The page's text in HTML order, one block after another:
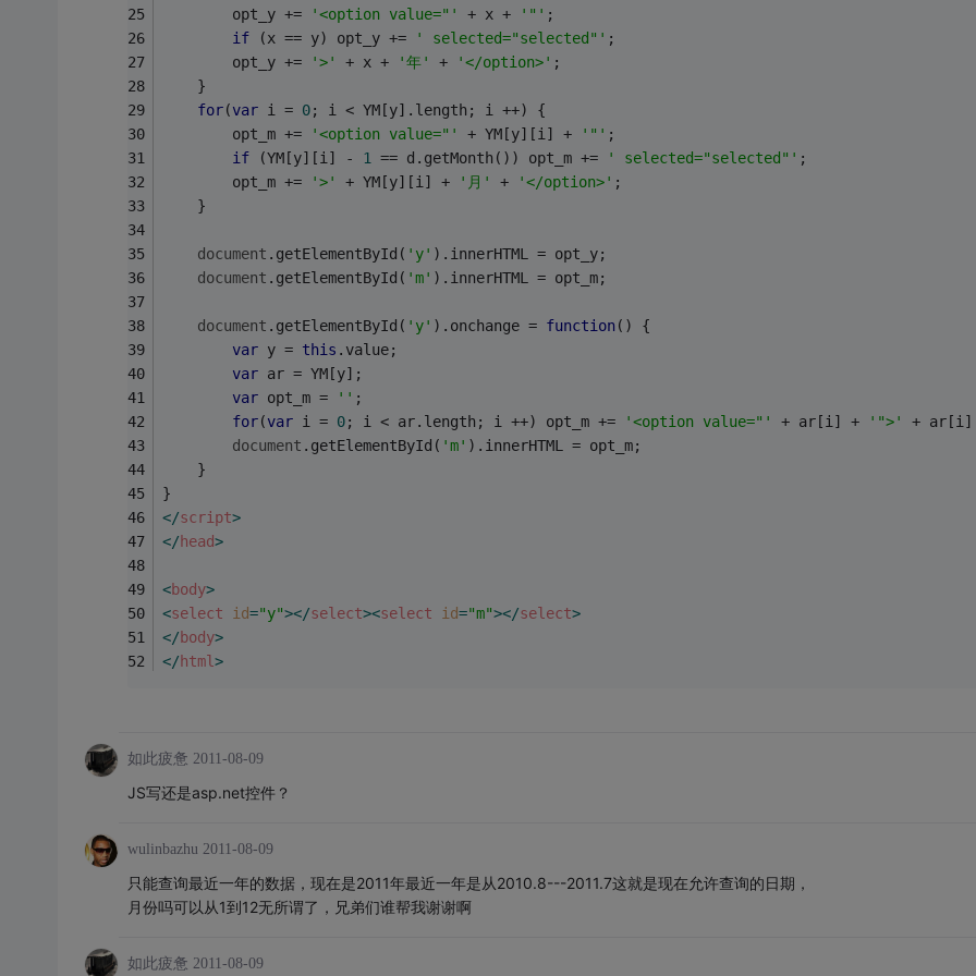
		opt_y +=
'<option value="' + x + '"' ;
if (x == y) opt_y += ' selected="selected"' ;
		opt_y +=
'>' + x + '年' + '</option>' ;
	}
for(var i = 0; i < YM[y].length; i ++) {
		opt_m +=
'<option value="' + YM[y][i] + '"' ;
if (YM[y][i] - 1 == d.getMonth()) opt_m += ' selected="selected"' ;
		opt_m +=
'>' + YM[y][i] + '月' + '</option>' ;
	}
document .getElementById( 'y' ).innerHTML = opt_y;
document .getElementById( 'm' ).innerHTML = opt_m;
document .getElementById( 'y' ).onchange = function( ) {
var y = this .value;
var ar = YM[y];
var opt_m = '' ;
for(var i = 0; i < ar.length; i ++) opt_m += '<option value="' + ar[i] + '">' + ar[i]
document .getElementById( 'm' ).innerHTML = opt_m;
	}
}
</script>
</head>
<body>
<select id="y"></select><select id="m"></select>
</body>
</html >
如此疲惫 2011-08-09
JS写还是asp.net控件？
wulinbazhu 2011-08-09
只能查询最近一年的数据，现在是2011年最近一年是从2010.8---2011.7这就是现在允许查询的日期，
月份吗可以从1到12无所谓了，兄弟们谁帮我谢谢啊
如此疲惫 2011-08-09